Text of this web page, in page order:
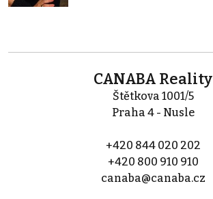
CANABA Reality
Štětkova 1001/5
Praha 4 - Nusle
+420 844 020 202
+420 800 910 910
canaba@canaba.cz